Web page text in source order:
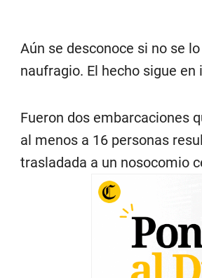
Aún se desconoce si no se
naufragio. El hecho sigue en
Fueron dos embarcaciones
al menos a 16 personas
trasladada a un nosocomio